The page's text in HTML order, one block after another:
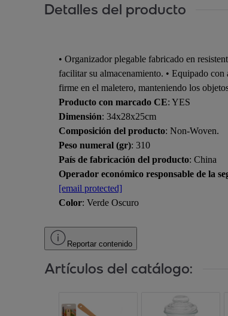
Detalles del producto
• Organizador plegable fabricado en
facilitar su almacenamiento. • Equipado
firme en el maletero, manteniendo los
Producto con marcado CE: YES
Dimensión: 34x28x25cm
Composición del producto: Non-Woven.
Peso numeral (gr): 310
País de fabricación del producto: China
Operador económico responsable de la
[email protected]
Color: Verde Oscuro
Reportar contenido
Artículos del catálogo: